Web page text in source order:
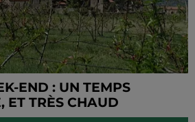
END : UN TEMPS
ET TRÈS CHAUD